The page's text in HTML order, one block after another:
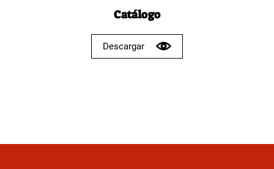
Catálogo
Descargar